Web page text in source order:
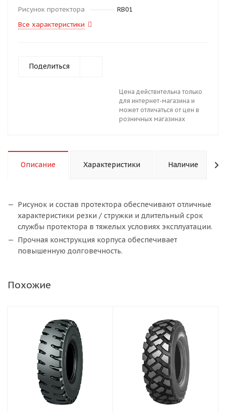
Рисунок протектора
RB01
Все характеристики
Поделиться
Цена действительна только
для интернет-магазина и
может отличаться от цен в
розничных магазинах
Описание Характеристики Наличие
Рисунок и состав протектора обеспечивают отличные
характеристики резки / стружки и длительный срок
службы протектора в тяжелых условиях эксплуатации.
Прочная конструкция корпуса обеспечивает
повышенную долговечность.
Похожие